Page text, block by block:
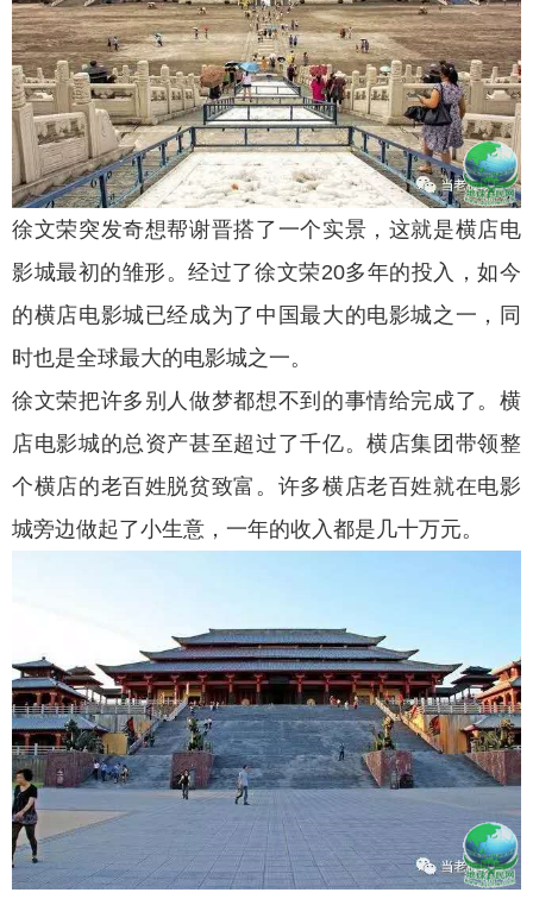
徐文荣突发奇想帮谢晋搭了一个实景，这就是横店电
影城最初的雏形。经过了徐文荣20多年的投入，如今
的横店电影城已经成为了中国最大的电影城之一，同
时也是全球最大的电影城之一。
徐文荣把许多别人做梦都想不到的事情给完成了。横
店电影城的总资产甚至超过了千亿。横店集团带领整
个横店的老百姓脱贫致富。许多横店老百姓就在电影
城旁边做起了小生意，一年的收入都是几十万元。